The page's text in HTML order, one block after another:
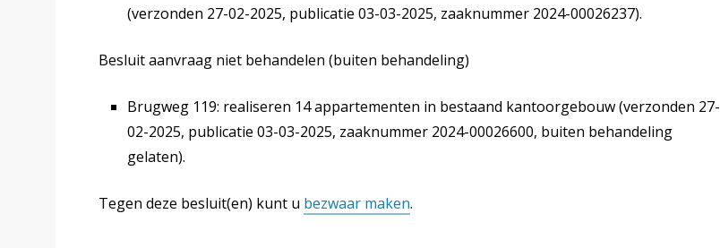
(verzonden 27-02-2025, publicatie 03-03-2025, zaaknummer 2024-00026237).
Besluit aanvraag niet behandelen (buiten behandeling)
Brugweg 119: realiseren 14 appartementen in bestaand kantoorgebouw (verzonden 27-
02-2025, publicatie 03-03-2025, zaaknummer 2024-00026600, buiten behandeling
gelaten).
Tegen deze besluit(en) kunt u bezwaar maken.